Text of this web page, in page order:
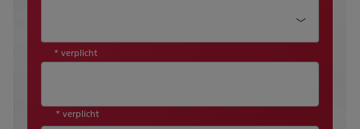
* verplicht
* verplicht